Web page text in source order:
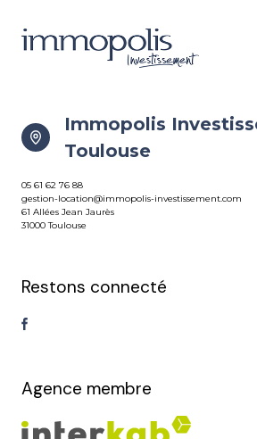
Immopolis
Toulouse
05 61 62 76 88
gestion-location@immopolis-investissement.com
61 Allées Jean Jaurès
31000 Toulouse
Restons connecté
Agence membre